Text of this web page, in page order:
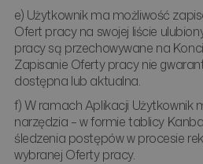
e) Użytkownik ma możliwość
Ofert pracy na swojej liście
pracy są przechowywane na
Zapisanie Oferty pracy nie
dostępna lub aktualna.
f) W ramach Aplikacji Użytkownik
narzędzia – w formie tablicy
śledzenia postępów w procesie
wybranej Oferty pracy.